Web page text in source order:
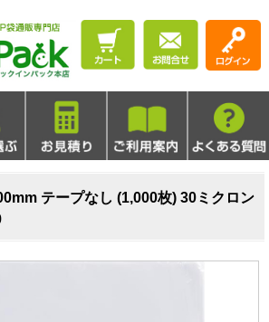
テープなし (1,000枚) 30ミクロン